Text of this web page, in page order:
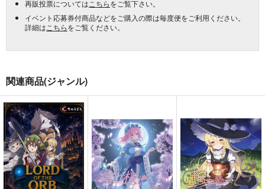
再販投票については こちらをご覧下さい。
イベント応募券付商品などをご購入の際は毎度便をご利用ください。
詳細は こちらをご覧ください。
関連商品(ジャンル)